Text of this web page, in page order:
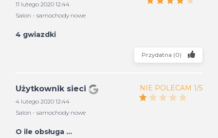
11 lutego 2020 12:44
Salon - samochody nowe
4 gwiazdki
Przydatna (0)
Użytkownik sieci
4 lutego 2020 12:44
Salon - samochody nowe
NIE POLECAM 1/5
O ile obsługa ...